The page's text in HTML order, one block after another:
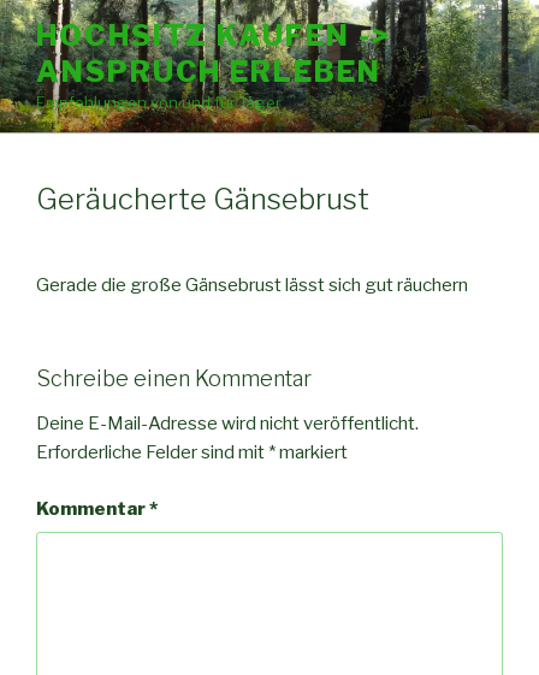
Zum
Inhalt
springen
HOCHSITZ KAUFEN ->
ANSPRUCH ERLEBEN
Empfehlungen von und für Jäger
Geräucherte Gänsebrust
Gerade die große Gänsebrust lässt sich gut räuchern
Schreibe einen Kommentar
Deine E-Mail-Adresse wird nicht veröffentlicht.
Erforderliche Felder sind mit *markiert
Kommentar*